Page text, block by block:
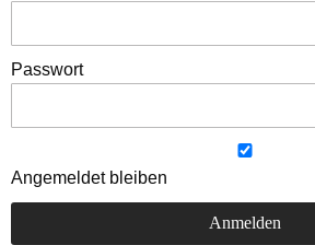
Passwort
Angemeldet bleiben